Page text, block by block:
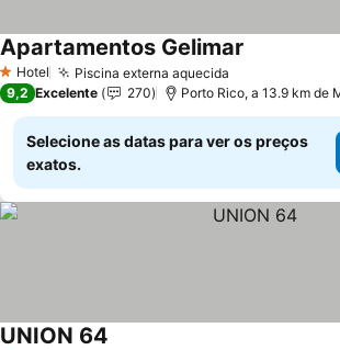
1 Estrelas
Hotel Piscina externa aquecida
Apartamentos Gelimar
9,2 Excelente 270 Porto Rico, a 13.9 km de
Selecione as datas para ver os preços
exatos.
UNION 64